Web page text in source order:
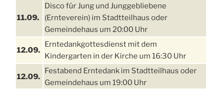
11.09.
Disco für Jung und Junggebliebene
(Ernteverein) im Stadtteilhaus oder
Gemeindehaus um 20:00 Uhr
12.09.
Erntedankgottesdienst mit dem
Kindergarten in der Kirche um 16:30 Uhr
12.09.
Festabend Erntedank im Stadtteilhaus oder
Gemeindehaus um 19:00 Uhr